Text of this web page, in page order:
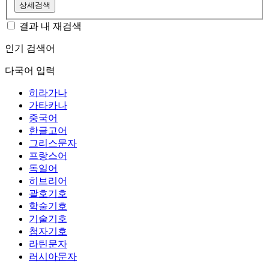
상세검색
결과 내 재검색
인기 검색어
다국어 입력
히라가나
가타카나
중국어
한글고어
그리스문자
프랑스어
독일어
히브리어
괄호기호
학술기호
기술기호
첨자기호
라틴문자
러시아문자